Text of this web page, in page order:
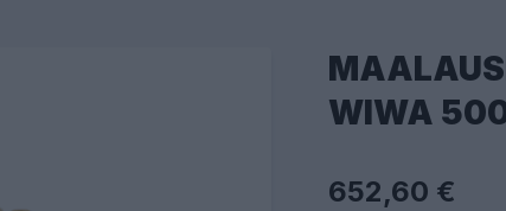
WIWA
652,60 €